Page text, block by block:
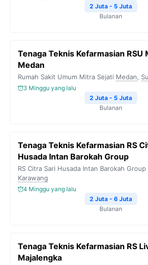
2 Juta - 5 Juta
Bulanan
Tenaga Teknis Kefarmasian RSU
Medan
Rumah Sakit Umum Mitra Sejati Medan,
3 Minggu yang lalu
2 Juta - 5 Juta
Bulanan
Tenaga Teknis Kefarmasian RS
Husada Intan Barokah Group
RS Citra Sari Husada Intan Barokah Group
Karawang
4 Minggu yang lalu
2 Juta - 6 Juta
Bulanan
Tenaga Teknis Kefarmasian RS
Majalengka